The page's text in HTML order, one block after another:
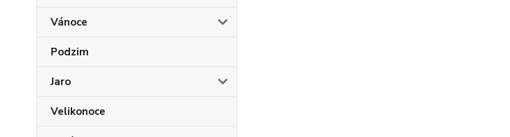
Vánoce
Podzim
Jaro
Velikonoce